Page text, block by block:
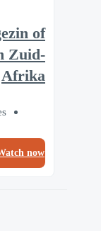
of
Zuid-
Afrika
now